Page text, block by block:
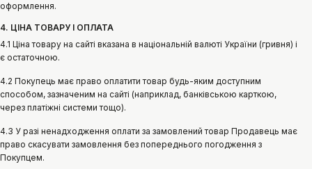
оформлення.
4. ЦІНА ТОВАРУ І ОПЛАТА
4.1 Ціна товару на сайті вказана в національній валюті України (гривня) і
є остаточною.
4.2 Покупець має право оплатити товар будь-яким доступним
способом, зазначеним на сайті (наприклад, банківською карткою,
через платіжні системи тощо).
4.3 У разі ненадходження оплати за замовлений товар Продавець має
право скасувати замовлення без попереднього погодження з
Покупцем.